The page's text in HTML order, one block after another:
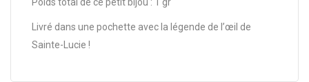
Poids total de ce petit bijou : 1 gr
Livré dans une pochette avec la légende de l’œil de
Sainte-Lucie !